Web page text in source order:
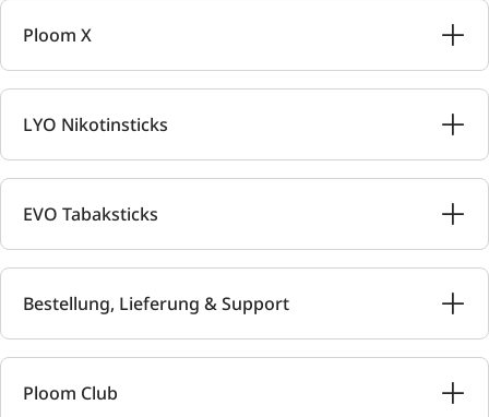
Ploom X
LYO Nikotinsticks
EVO Tabaksticks
Bestellung, Lieferung & Support
Ploom Club